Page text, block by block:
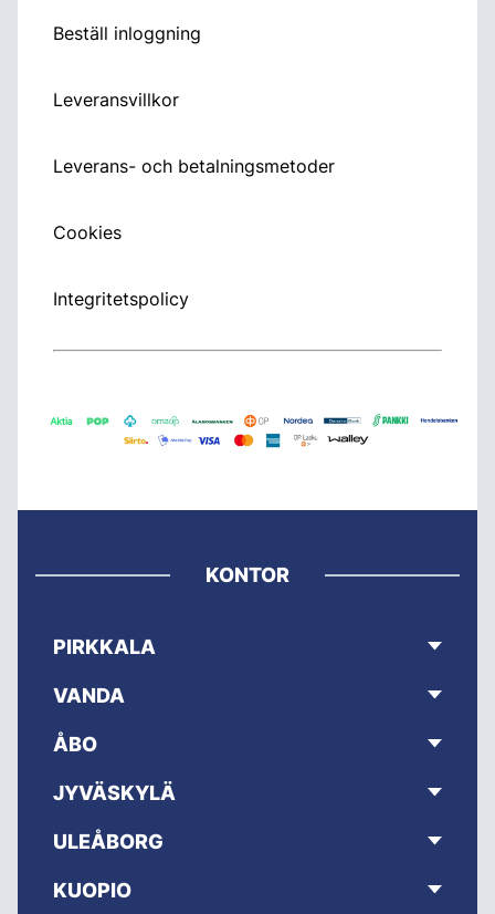
Beställ inloggning
Leveransvillkor
Leverans- och betalningsmetoder
Cookies
Integritetspolicy
KONTOR
PIRKKALA
VANDA
ÅBO
JYVÄSKYLÄ
ULEÅBORG
KUOPIO